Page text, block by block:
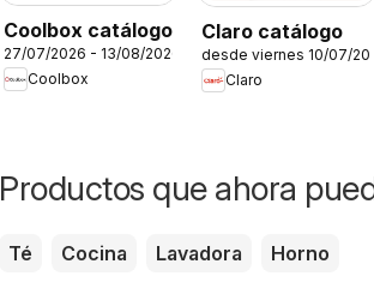
Coolbox catálogo
27/07/2026 - 13/08/2026
Coolbox
Claro catálogo
desde viernes 10/07/
Claro
Productos que ahora
Té Cocina Lavadora Horno